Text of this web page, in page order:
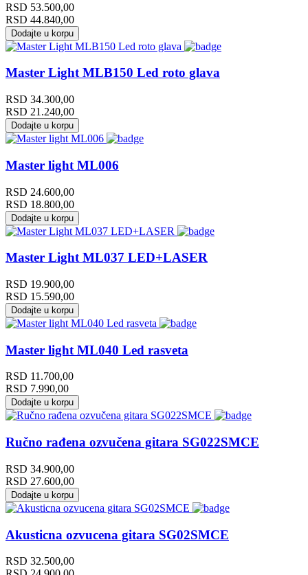
RSD 53.500,00
RSD 44.840,00
Dodajte u korpu
Master Light MLB150 Led roto glava
RSD 34.300,00
RSD 21.240,00
Dodajte u korpu
Master light ML006
RSD 24.600,00
RSD 18.800,00
Dodajte u korpu
Master Light ML037 LED+LASER
RSD 19.900,00
RSD 15.590,00
Dodajte u korpu
Master light ML040 Led rasveta
RSD 11.700,00
RSD 7.990,00
Dodajte u korpu
Ručno rađena ozvučena gitara SG022SMCE
RSD 34.900,00
RSD 27.600,00
Dodajte u korpu
Akusticna ozvucena gitara SG02SMCE
RSD 32.500,00